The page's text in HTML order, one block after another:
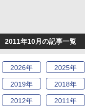
2011年10月の記事一覧
2026年 2025年
2019年 2018年
2012年 2011年